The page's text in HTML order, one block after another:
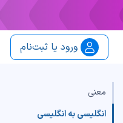
ورود یا ثبت‌نام
معنی
انگلیسی به انگلیسی